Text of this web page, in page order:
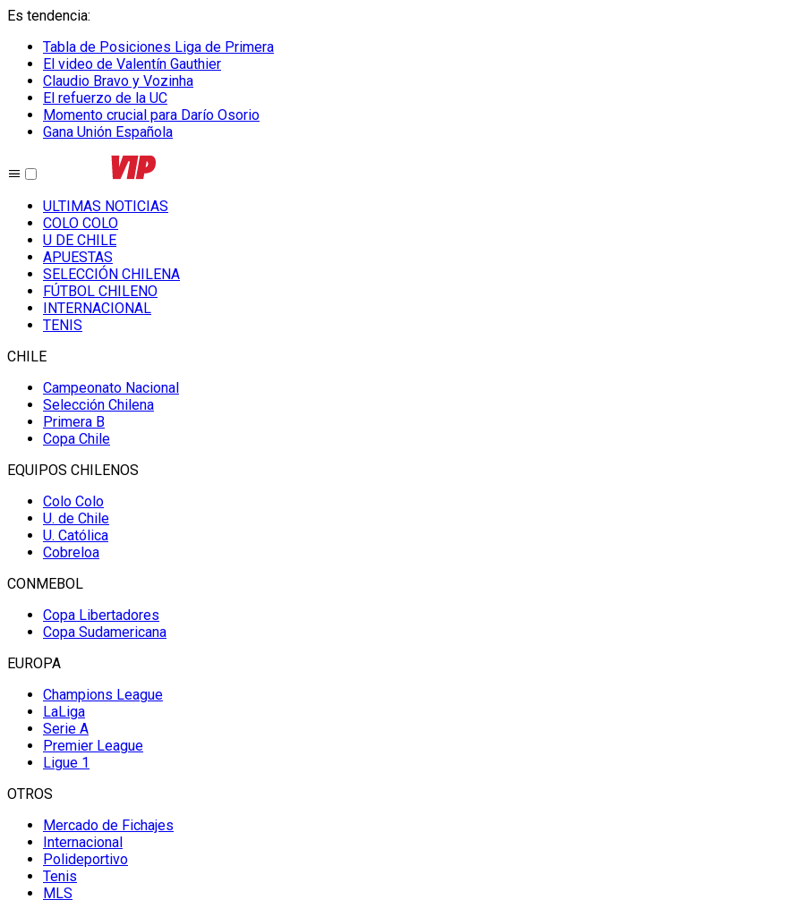
Es tendencia:
Tabla de Posiciones Liga de Primera
El video de Valentín Gauthier
Claudio Bravo y Vozinha
El refuerzo de la UC
Momento crucial para Darío Osorio
Gana Unión Española
ULTIMAS NOTICIAS
COLO COLO
U DE CHILE
APUESTAS
SELECCIÓN CHILENA
FÚTBOL CHILENO
INTERNACIONAL
TENIS
CHILE
Campeonato Nacional
Selección Chilena
Primera B
Copa Chile
EQUIPOS CHILENOS
Colo Colo
U. de Chile
U. Católica
Cobreloa
CONMEBOL
Copa Libertadores
Copa Sudamericana
EUROPA
Champions League
LaLiga
Serie A
Premier League
Ligue 1
OTROS
Mercado de Fichajes
Internacional
Polideportivo
Tenis
MLS